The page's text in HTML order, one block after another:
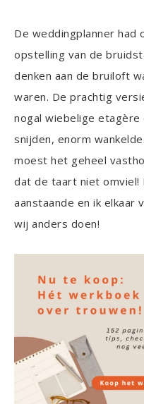
De weddingplanner had
opstelling van de
denken aan de bruiloft
waren. De prachtig
nogal wiebelige
snijden, enorm
moest het geheel
dat de taart niet omviel!
aanstaande en ik elkaar
wij anders doen!